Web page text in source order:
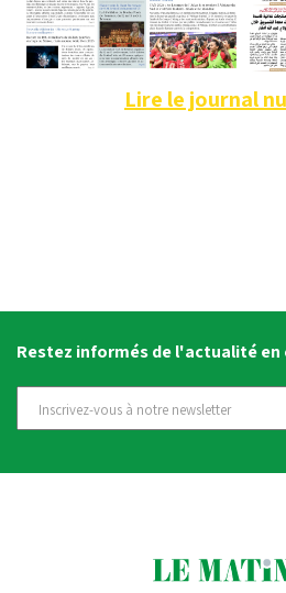
Lire le journal
Restez informés de l'actualité en